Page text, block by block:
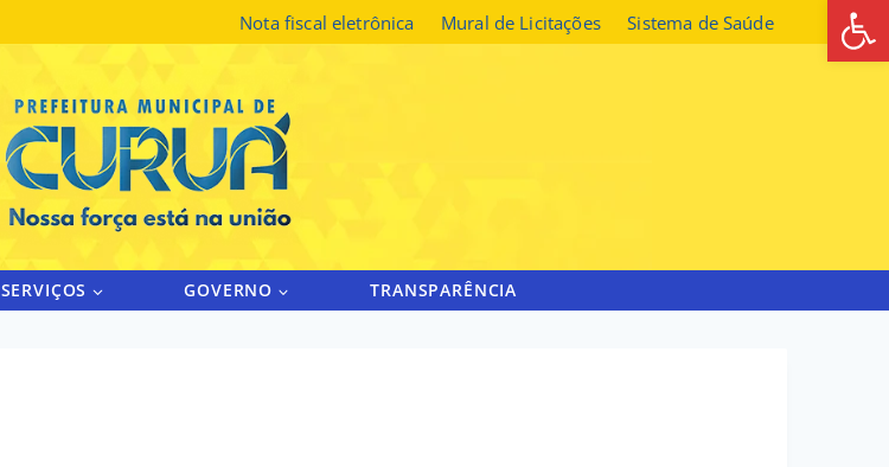
Nota fiscal eletrônica Mural de Licitações Sistema de Saúde
SERVIÇOS GOVERNO TRANSPARÊNCIA